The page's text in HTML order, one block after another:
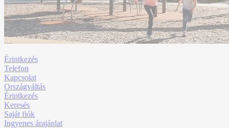
Érintkezés
Telefon
Kapcsolat
Országváltás
Érintkezés
Keresés
Saját fiók
Ingyenes árajánlat